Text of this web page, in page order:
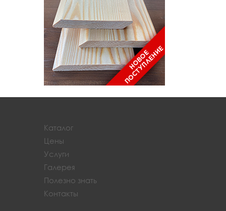
Каталог
Цены
Услуги
Галерея
Полезно знать
Контакты